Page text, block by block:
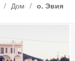
/ Дом / о. Эвия